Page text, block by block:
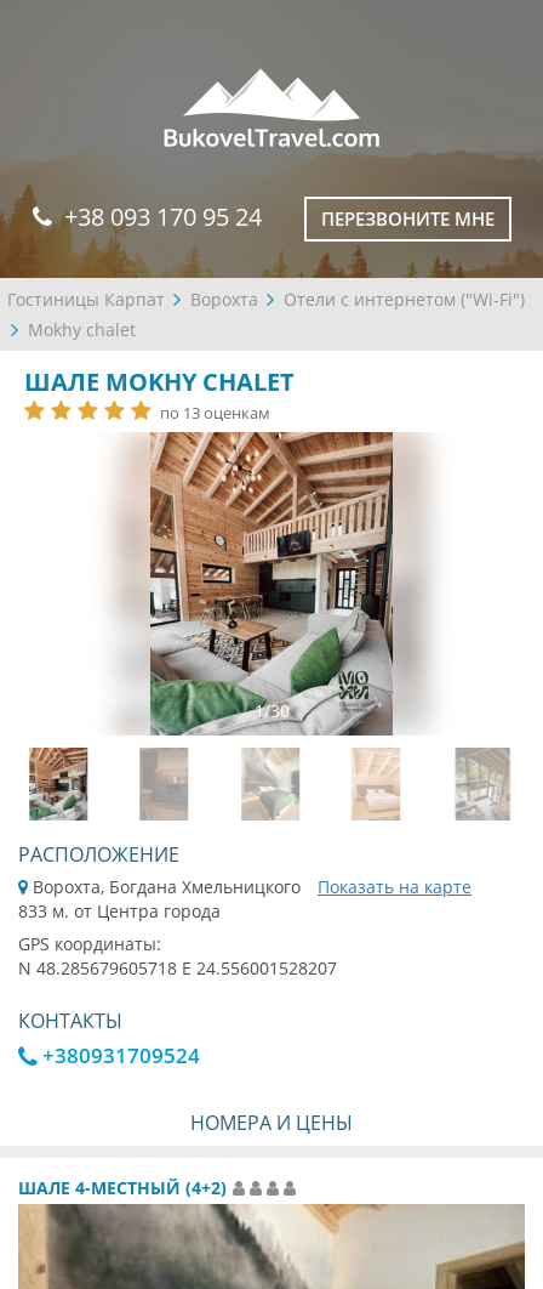
+38 093 170 95 24 ПЕРЕЗВОНИТЕ МНЕ
Гостиницы Карпат Ворохта
Отели с интернетом ("Wi-Fi")
Mokhy chalet
ШАЛЕ MOKHY CHALET
по 13 оценкам
1/30
РАСПОЛОЖЕНИЕ
Ворохта, Богдана Хмельницкого
Показать на карте
833 м. от Центра города
GPS координаты:
N 48.285679605718 E 24.556001528207
КОНТАКТЫ
+380931709524
НОМЕРА И ЦЕНЫ
ШАЛЕ 4-МЕСТНЫЙ (4+2)